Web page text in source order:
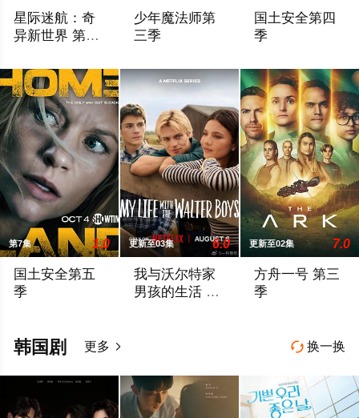
星际迷航：奇
异新世界 第四
少年魔法师第
三季
国土安全第四
季
第7集 1.0
国土安全第五
季
更新至03集 6.0
我与沃尔特家
男孩的生活 第
更新至02集 7.0
方舟一号 第三
季
 换一换
韩国剧 更多 